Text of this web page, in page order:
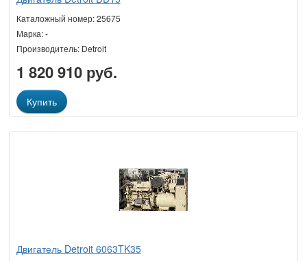
Каталожный номер: 25675
Марка: -
Производитель: Detroit
1 820 910 руб.
Купить
Двигатель Detroit 6063TK35